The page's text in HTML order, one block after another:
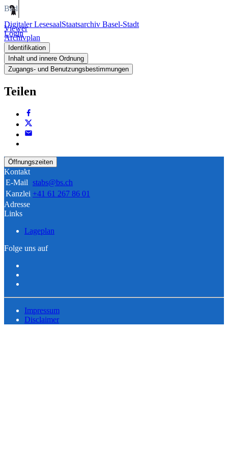
Digitaler LesesaalStaatsarchiv Basel-Stadt
Login
Bild
Viewer
Archivplan
Identifikation
Inhalt und innere Ordnung
Zugangs- und Benutzungsbestimmungen
Teilen
Öffnungszeiten
Kontakt
E-Mail stabs@bs.ch
Kanzlei +41 61 267 86 01
Adresse
Links
Lageplan
Folge uns auf
Impressum
Disclaimer